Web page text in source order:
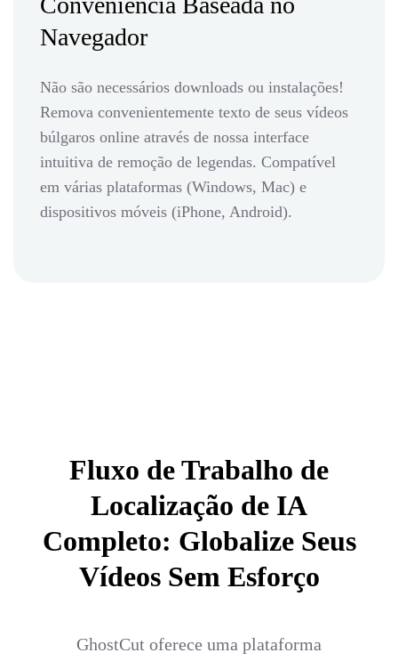
Navegador
Não são necessários downloads ou instalações!
Remova convenientemente texto de seus vídeos
búlgaros online através de nossa interface
intuitiva de remoção de legendas. Compatível
em várias plataformas (Windows, Mac) e
dispositivos móveis (iPhone, Android).
Fluxo de Trabalho de
Localização de IA
Completo: Globalize Seus
Vídeos Sem Esforço
GhostCut oferece uma plataforma